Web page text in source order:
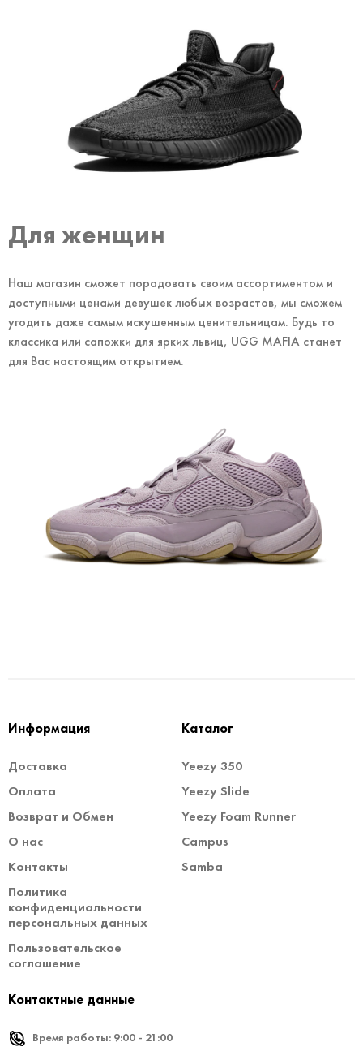
Для женщин
Наш магазин сможет порадовать своим ассортиментом и
доступными ценами девушек любых возрастов, мы сможем
угодить даже самым искушенным ценительницам. Будь то
классика или сапожки для ярких львиц, UGG MAFIA станет
для Вас настоящим открытием.
Информация
Доставка
Оплата
Возврат и Обмен
О нас
Контакты
Политика
конфиденциальности
персональных данных
Пользовательское
соглашение
Каталог
Yeezy 350
Yeezy Slide
Yeezy Foam Runner
Campus
Samba
Контактные данные
Время работы: 9:00 - 21:00